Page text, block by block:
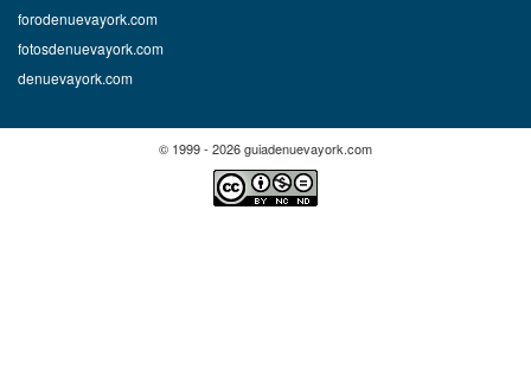
forodenuevayork.com
fotosdenuevayork.com
denuevayork.com
© 1999 - 2026 guiadenuevayork.com